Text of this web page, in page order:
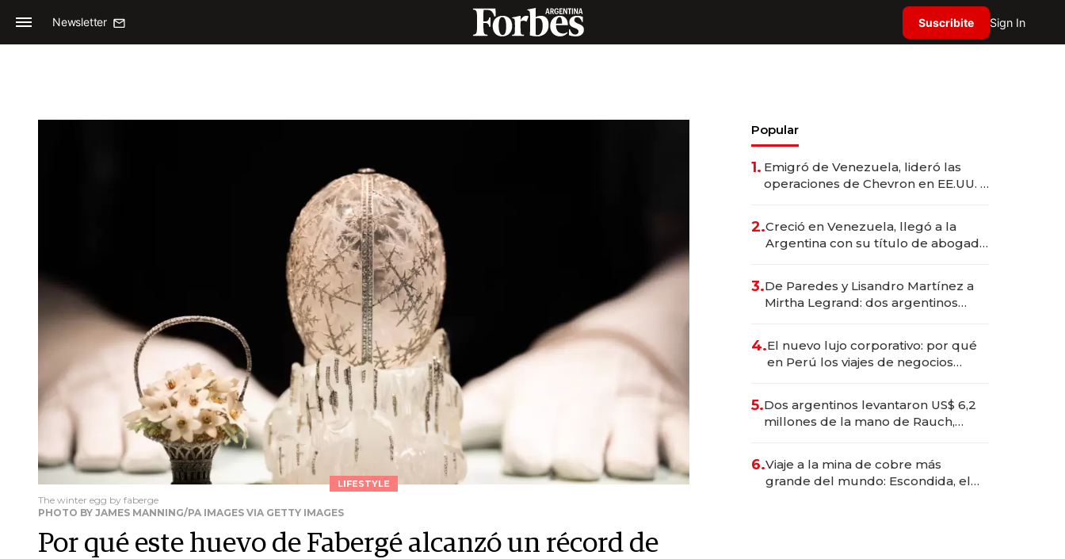
Newsletter Suscribite Sign In
LIFESTYLE
The winter egg by faberge
PHOTO BY JAMES MANNING/PA IMAGES VIA GETTY IMAGES
Por qué este huevo de Fabergé alcanzó un récord de
Popular
1. Emigró de Venezuela, lideró las
operaciones de Chevron en EE.UU. y
2.Creció en Venezuela, llegó a la
Argentina con su título de abogado
marcas "fast premium"
3.De Paredes y Lisandro Martínez a
Mirtha Legrand: dos argentinos
4.El nuevo lujo corporativo: por qué
en Perú los viajes de negocios
transformadoras
5.Dos argentinos levantaron US$ 6,2
millones de la mano de Rauch,
6.Viaje a la mina de cobre más
grande del mundo: Escondida, el